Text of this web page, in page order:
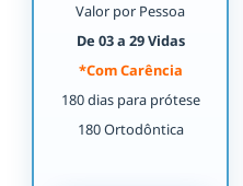
Valor por Pessoa
De 03 a 29 Vidas
*Com Carência
180 dias para prótese
180 Ortodôntica